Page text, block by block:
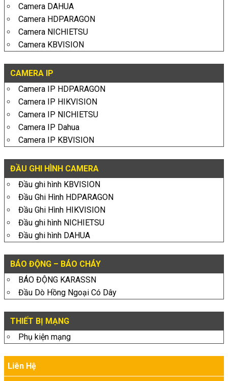
Camera DAHUA
Camera HDPARAGON
Camera NICHIETSU
Camera KBVISION
CAMERA IP
Camera IP HDPARAGON
Camera IP HIKVISION
Camera IP NICHIETSU
Camera IP Dahua
Camera IP KBVISION
ĐẦU GHI HÌNH CAMERA
Đầu ghi hình KBVISION
Đầu Ghi Hình HDPARAGON
Đầu Ghi Hình HIKVISION
Đầu ghi hình NICHIETSU
Đầu ghi hình DAHUA
BÁO ĐỘNG – BÁO CHÁY
BÁO ĐỘNG KARASSN
Đầu Dò Hồng Ngoại Có Dây
THIẾT BỊ MẠNG
Phụ kiện mạng
Liên Hệ